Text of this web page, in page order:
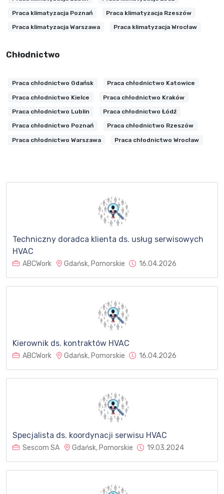
Praca klimatyzacja Poznań Praca klimatyzacja Rzeszów
Praca klimatyzacja Warszawa Praca klimatyzacja Wrocław
Chłodnictwo
Praca chłodnictwo Gdańsk Praca chłodnictwo Katowice
Praca chłodnictwo Kielce Praca chłodnictwo Kraków
Praca chłodnictwo Lublin Praca chłodnictwo Łódź
Praca chłodnictwo Poznań Praca chłodnictwo Rzeszów
Praca chłodnictwo Warszawa Praca chłodnictwo Wrocław
Techniczny doradca klienta ds. usług serwisowych
HVAC
ABCWork Gdańsk, Pomorskie 16.04.2026
Kierownik ds. kontraktów HVAC
ABCWork Gdańsk, Pomorskie 16.04.2026
Specjalista ds. koordynacji serwisu HVAC
Sescom SA Gdańsk, Pomorskie 19.03.2024